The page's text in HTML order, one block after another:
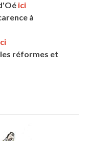
ici
à
réformes et